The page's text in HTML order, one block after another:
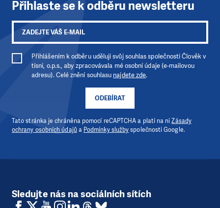
Přihlaste se k odběru newsletteru
ODEBÍRAT
Přihlášením k odběru uděluji svůj souhlas společnosti Člověk v
tísni, o.p.s., aby zpracovávala mé osobní údaje (e-mailovou
adresu). Celé znění souhlasu najdete zde.
Tato stránka je chráněna pomocí reCAPTCHA a platí na niZásady
ochrany osobních údajů a Podmínky službyspolečnosti Google.
Sledujte nás na sociálních sítích